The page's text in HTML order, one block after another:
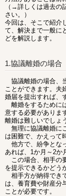
（→詳しくは過去の
さい。）
今回は、そこで紹介
て、解決まで一般に
どを解説します。
1.協議離婚の場合
協議離婚の場合、
ことができます。夫
婚届を提出すれば、
離婚をするために
意する必要がありま
離婚は難しいでしょ
無理に協議離婚に
は困難で、かえって
他方で、紛争とな
あれば、1か月～2か
この場合、相手の
を提示できるかどう
相手方が納得でき
は、養育費や財産分
ことが必要です。